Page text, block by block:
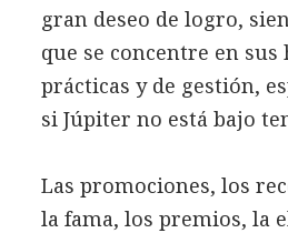
gran deseo de logro,
que se concentre en sus
prácticas y de gestión,
si Júpiter no está bajo
Las promociones, los
la fama, los premios, la